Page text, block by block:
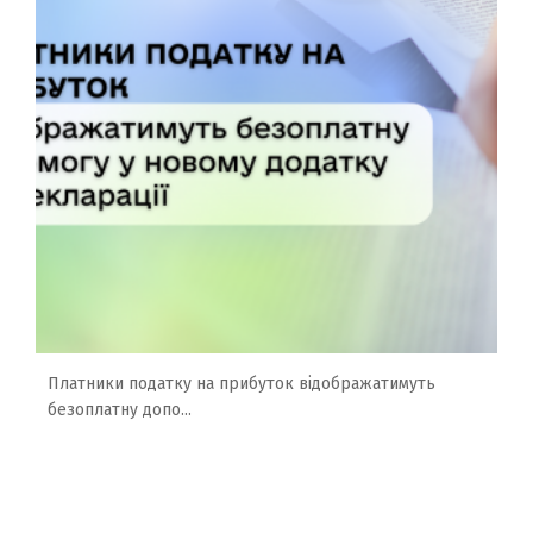
Платники податку на прибуток відображатимуть
безоплатну допо...